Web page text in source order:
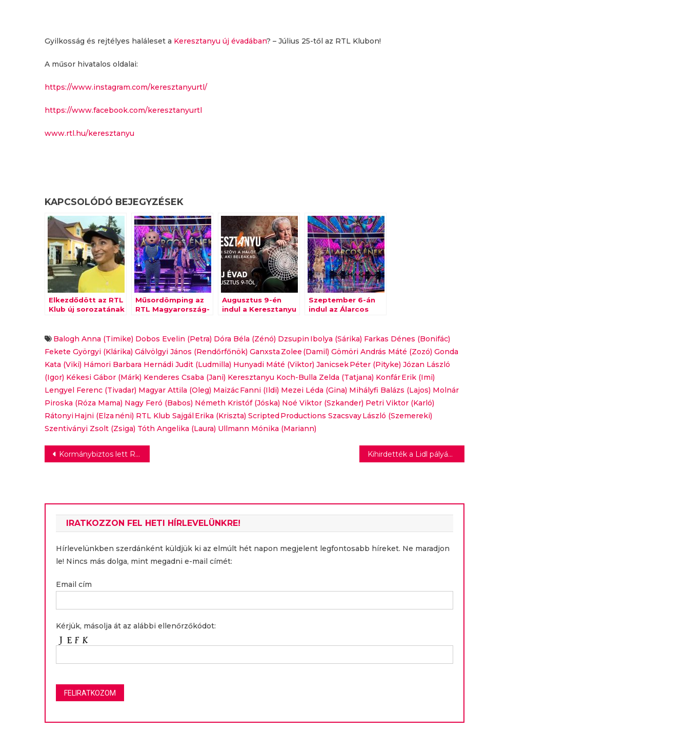
Gyilkosság és rejtélyes haláleset a Keresztanyu új évadában? – Július 25-től az RTL Klubon!
A műsor hivatalos oldalai:
https://www.instagram.com/keresztanyurtl/
https://www.facebook.com/keresztanyurtl
www.rtl.hu/keresztanyu
KAPCSOLÓDÓ BEJEGYZÉSEK
Elkezdődött az RTL
Klub új sorozatának
Műsordömping az
RTL Magyarország-
Augusztus 9-én
indul a Keresztanyu
Szeptember 6-án
indul az Álarcos
Balogh Anna (Timike) Dobos Evelin (Petra) Dóra Béla (Zénó) Dzsupin Ibolya (Sárika) Farkas Dénes (Bonifác)
Fekete Györgyi (Klárika) Gálvölgyi János (Rendőrfőnök) Ganxsta Zolee (Damil) Gömöri András Máté (Zozó) Gonda
Kata (Viki) Hámori Barbara Hernádi Judit (Ludmilla) Hunyadi Máté (Viktor) Janicsek Péter (Pityke) Józan László
(Igor) Kékesi Gábor (Márk) Kenderes Csaba (Jani) Keresztanyu Koch-Bulla Zelda (Tatjana) Konfár Erik (Imi)
Lengyel Ferenc (Tivadar) Magyar Attila (Oleg) Maizác Fanni (Ildi) Mezei Léda (Gina) Mihályfi Balázs (Lajos) Molnár
Piroska (Róza Mama) Nagy Feró (Babos) Németh Kristóf (Jóska) Noé Viktor (Szkander) Petri Viktor (Karló)
Rátonyi Hajni (Elza néni) RTL Klub Sajgál Erika (Kriszta) Scripted Productions Szacsvay László (Szemereki)
Szentiványi Zsolt (Zsiga) Tóth Angelika (Laura) Ullmann Mónika (Mariann)
Bejegyzés
Kormánybiztos lett Rókusfalvy Pál Kihirdették a Lidl pályázatának nyerteseit – kiderült, hogy kik a legügyesebb Élelmiszerhősök
IRATKOZZON FEL HETI HÍRLEVELÜNKRE!
Hírlevelünkben szerdánként küldjük ki az elmúlt hét napon megjelent legfontosabb híreket. Ne maradjon
le! Nincs más dolga, mint megadni e-mail címét:
Email cím
Kérjük, másolja át az alábbi ellenőrzőkódot: